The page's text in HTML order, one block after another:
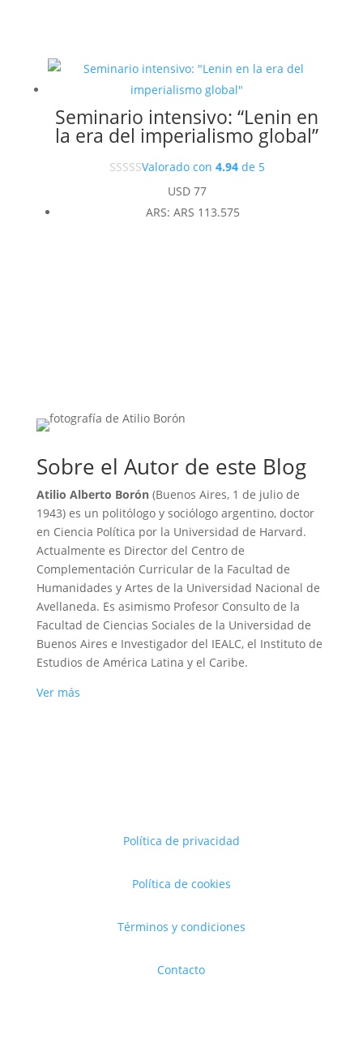
Seminario intensivo: “Lenin en
la era del imperialismo global”
Valorado con 4.94de 5
USD77
ARS: ARS 113.575
Sobre el Autor de este Blog
Atilio Alberto Borón(Buenos Aires, 1 de julio de
1943) es un politólogo y sociólogo argentino, doctor
en Ciencia Política por la Universidad de Harvard.
Actualmente es Director del Centro de
Complementación Curricular de la Facultad de
Humanidades y Artes de la Universidad Nacional de
Avellaneda. Es asimismo Profesor Consulto de la
Facultad de Ciencias Sociales de la Universidad de
Buenos Aires e Investigador del IEALC, el Instituto de
Estudios de América Latina y el Caribe.
Ver más
Política de privacidad
Política de cookies
Términos y condiciones
Contacto